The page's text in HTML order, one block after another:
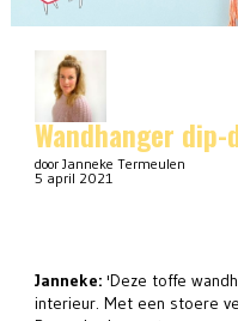
Wandhanger dip-
door Janneke Termeulen
5 april 2021
Janneke:'Deze toffe
interieur. Met een stoere